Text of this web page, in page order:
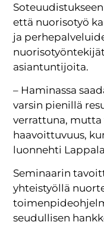
että nuorisotyö
ja
asiantuntijoita.
– Haminassa
varsin pienillä
verrattuna, mutta
haavoittuvuus,
luonnehti
Seminaarin
yhteistyöllä
seudullisen